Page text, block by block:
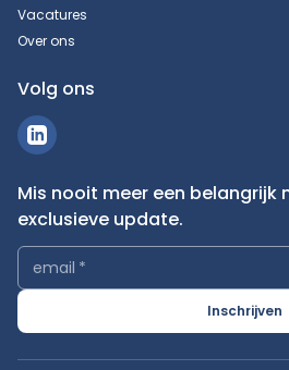
Vacatures
Over ons
Volg ons
Mis nooit meer een belangrijk
exclusieve update.
email *
Inschrijven